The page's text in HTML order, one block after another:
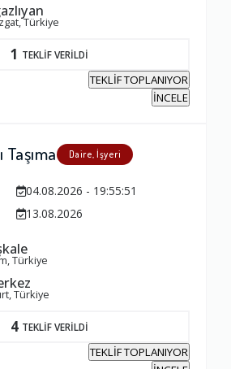
Türkiye
1 TEKLİF VERİLDİ
TEKLİF TOPLANIYOR
İNCELE
Daire, İşyeri
04.08.2026 - 19:55:51
13.08.2026
Türkiye
Türkiye
4 TEKLİF VERİLDİ
TEKLİF TOPLANIYOR